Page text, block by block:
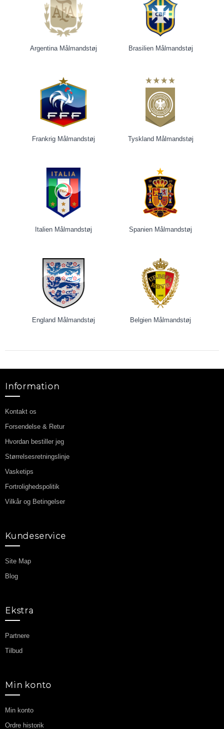
Argentina Målmandstøj Brasilien Målmandstøj
Frankrig Målmandstøj Tyskland Målmandstøj
Italien Målmandstøj Spanien Målmandstøj
England Målmandstøj Belgien Målmandstøj
Information
Kontakt os
Forsendelse & Retur
Hvordan bestiller jeg
Størrelsesretningslinje
Vasketips
Fortrolighedspolitik
Vilkår og Betingelser
Kundeservice
Site Map
Blog
Ekstra
Partnere
Tilbud
Min konto
Min konto
Ordre historik